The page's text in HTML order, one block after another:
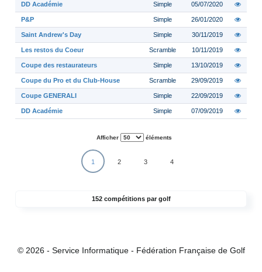
DD Académie Simple 05/07/2020
P&P Simple 26/01/2020
Saint Andrew's Day Simple 30/11/2019
Les restos du Coeur Scramble 10/11/2019
Coupe des restaurateurs Simple 13/10/2019
Coupe du Pro et du Club-House Scramble 29/09/2019
Coupe GENERALI Simple 22/09/2019
DD Académie Simple 07/09/2019
Afficher éléments
1 2 3 4
152 compétitions par golf
© 2026 - Service Informatique - Fédération Française de Golf